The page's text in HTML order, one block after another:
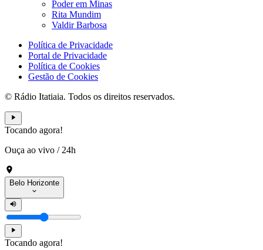
Poder em Minas
Rita Mundim
Valdir Barbosa
Política de Privacidade
Portal de Privacidade
Política de Cookies
Gestão de Cookies
© Rádio Itatiaia. Todos os direitos reservados.
Tocando agora!
Ouça ao vivo / 24h
Belo Horizonte
Tocando agora!